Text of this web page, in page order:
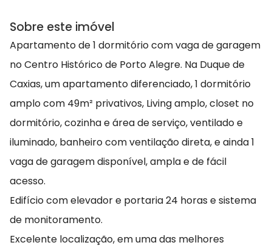
Sobre este imóvel
Apartamento de 1 dormitório com vaga de garagem
no Centro Histórico de Porto Alegre. Na Duque de
Caxias, um apartamento diferenciado, 1 dormitório
amplo com 49m² privativos, Living amplo, closet no
dormitório, cozinha e área de serviço, ventilado e
iluminado, banheiro com ventilação direta, e ainda 1
vaga de garagem disponível, ampla e de fácil
acesso.
Edifício com elevador e portaria 24 horas e sistema
de monitoramento.
Excelente localização, em uma das melhores